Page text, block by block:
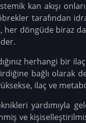
kan akışı
tarafından
döngüde biraz
herhangi bir
bağlı olarak
ilaç ve
yardımıyla
ve